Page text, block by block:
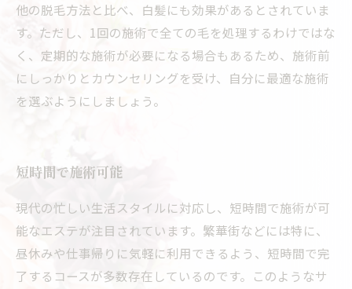
他の脱毛方法と比べ、白髪にも効果があるとされていま
す。ただし、1回の施術で全ての毛を処理するわけではな
く、定期的な施術が必要になる場合もあるため、施術前
にしっかりとカウンセリングを受け、自分に最適な施術
を選ぶようにしましょう。
短時間で施術可能
現代の忙しい生活スタイルに対応し、短時間で施術が可
能なエステが注目されています。繁華街などには特に、
昼休みや仕事帰りに気軽に利用できるよう、短時間で完
了するコースが多数存在しているのです。このようなサ